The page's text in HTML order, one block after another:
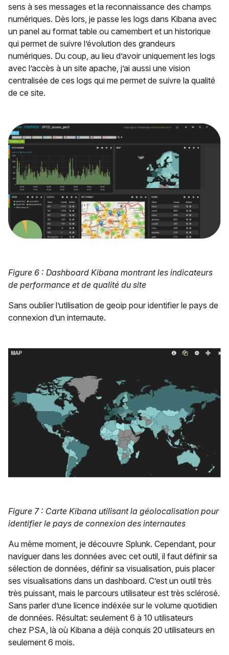
sens à ses messages et la reconnaissance des champs
numériques. Dès lors, je passe les logs dans Kibana avec
un panel au format table ou camembert et un historique
qui permet de suivre l’évolution des grandeurs
numériques. Du coup, au lieu d’avoir uniquement les logs
avec l’accès à un site apache, j’ai aussi une vision
centralisée de ces logs qui me permet de suivre la qualité
de ce site.
Figure 6 : Dashboard Kibana montrant les indicateurs
de performance et de qualité du site
Sans oublier l’utilisation de geoip pour identifier le pays de
connexion d’un internaute.
Figure 7 : Carte Kibana utilisant la géolocalisation pour
identifier le pays de connexion des internautes
Au même moment, je découvre Splunk. Cependant, pour
naviguer dans les données avec cet outil, il faut définir sa
sélection de données, définir sa visualisation, puis placer
ses visualisations dans un dashboard. C’est un outil très
très puissant, mais le parcours utilisateur est très sclérosé.
Sans parler d’une licence indéxée sur le volume quotidien
de données. Résultat: seulement 6 à 10 utilisateurs
chez PSA, là où Kibana a déjà conquis 20 utilisateurs en
seulement 6 mois.